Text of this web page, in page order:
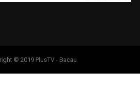
© 2019 PlusTV - Bacau